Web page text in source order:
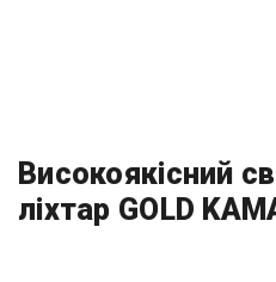
Високоякісний
ліхтар GOLD